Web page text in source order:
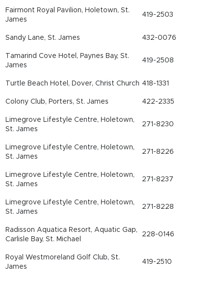
Fairmont Royal Pavilion, Holetown, St.
James
419-2503
Sandy Lane, St. James 432-0076
Tamarind Cove Hotel, Paynes Bay, St.
James
419-2508
Turtle Beach Hotel, Dover, Christ Church 418-1331
Colony Club, Porters, St. James 422-2335
Limegrove Lifestyle Centre, Holetown,
St. James
271-8230
Limegrove Lifestyle Centre, Holetown,
St. James
271-8226
Limegrove Lifestyle Centre, Holetown,
St. James
271-8237
Limegrove Lifestyle Centre, Holetown,
St. James
271-8228
Radisson Aquatica Resort, Aquatic Gap,
Carlisle Bay, St. Michael
228-0146
Royal Westmoreland Golf Club, St.
James
419-2510